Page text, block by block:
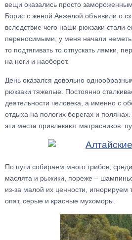
вещи оказались просто
Борис с женой Анжелой объявили о
вследствие чего наши рюкзаки стали
переносимыми, у меня начали
то подтягивать то отпускать лямки,
на ноги и наоборот.
День оказался довольно
рюкзаки тяжелые. Постоянно
деятельности человека, а именно с
отдыха на пологих берегах и
эти места привлекают матрасников
По пути собираем много грибов,
маслята и рыжики, пореже –
из-за малой их ценности, игнорируем
опят, серые и красные мухоморы.